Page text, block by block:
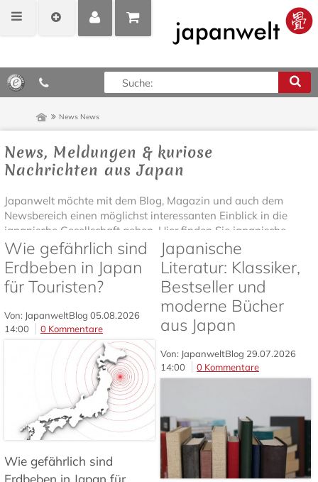
MEIN
POSITIONEN
ANZEIGEN
0,00 €*
News News
News, Meldungen & kuriose
Nachrichten aus Japan
Japanwelt möchte mit dem Blog, Magazin und auch dem
Newsbereich einen möglichst interessanten Einblick in die
japanische Gesellschaft geben. Hier finden Sie japanische...
Wie gefährlich sind
Erdbeben in Japan
für Touristen?
Von: JapanweltBlog 05.08.2026
14:00
0 Kommentare
Wie gefährlich sind
Japanische
Literatur: Klassiker,
Bestseller und
moderne Bücher
aus Japan
Von: JapanweltBlog 29.07.2026
14:00
0 Kommentare